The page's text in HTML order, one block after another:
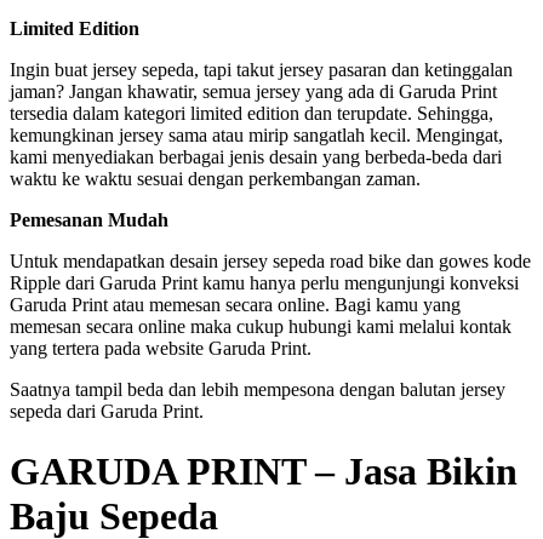
Limited Edition
Ingin buat jersey sepeda, tapi takut jersey pasaran dan ketinggalan
jaman? Jangan khawatir, semua jersey yang ada di Garuda Print
tersedia dalam kategori limited edition dan terupdate. Sehingga,
kemungkinan jersey sama atau mirip sangatlah kecil. Mengingat,
kami menyediakan berbagai jenis desain yang berbeda-beda dari
waktu ke waktu sesuai dengan perkembangan zaman.
Pemesanan Mudah
Untuk mendapatkan desain jersey sepeda road bike dan gowes kode
Ripple dari Garuda Print kamu hanya perlu mengunjungi konveksi
Garuda Print atau memesan secara online. Bagi kamu yang
memesan secara online maka cukup hubungi kami melalui kontak
yang tertera pada website Garuda Print.
Saatnya tampil beda dan lebih mempesona dengan balutan jersey
sepeda dari Garuda Print.
GARUDA PRINT – Jasa Bikin
Baju Sepeda